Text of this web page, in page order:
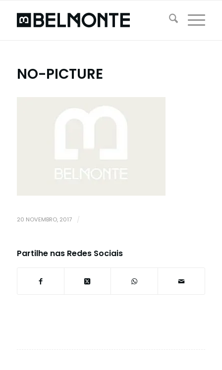
NO-PICTURE
20 NOVEMBRO, 2017 /
Partilhe nas Redes Sociais